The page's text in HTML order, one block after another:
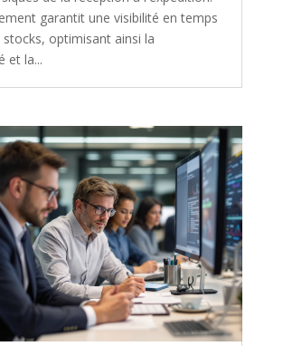
garantit une visibilité en temps
stocks, optimisant ainsi la
et la...